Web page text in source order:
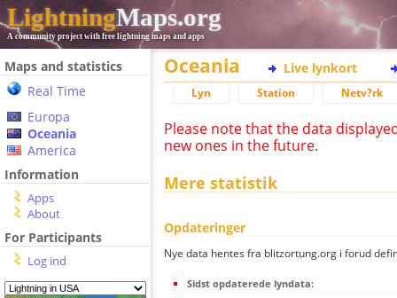
LightningMaps.org
A community project with free lightning maps and apps
Maps and statistics
Real Time
Europa
Oceania
America
Information
Apps
About
For Participants
Log ind
Oceania Live lynkort
Lyn Station Netv?rk
Please note that the data
new ones in the future.
Mere statistik
Opdateringer
Nye data hentes fra blitzortung.org i forud
Sidst opdaterede lyndata: